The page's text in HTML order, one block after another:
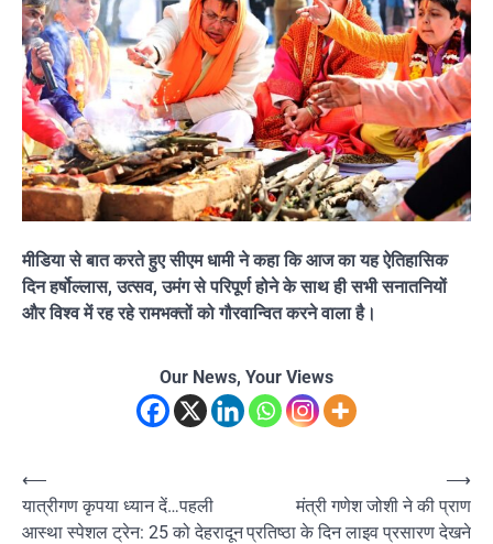
मीडिया से बात करते हुए सीएम धामी ने कहा कि आज का यह ऐतिहासिक
दिन हर्षोल्लास, उत्सव, उमंग से परिपूर्ण होने के साथ ही सभी सनातनियों
और विश्व में रह रहे रामभक्तों को गौरवान्वित करने वाला है।
Our News, Your Views
Post
navigation
⟵
यात्रीगण कृपया ध्यान दें…पहली
आस्था स्पेशल ट्रेन: 25 को देहरादून
मंत्री गणेश जोशी ने की प्राण
प्रतिष्ठा के दिन लाइव प्रसारण देखने
⟶